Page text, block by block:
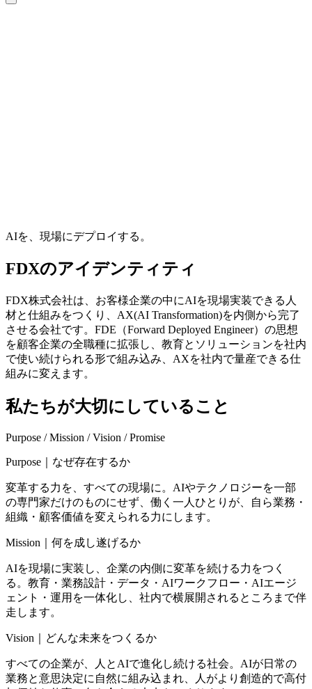
AIを、現場にデプロイする。
FDXの​アイデンティティ
FDX株式会社は、お客様企業の中にAIを現場実装できる人
材と仕組みをつくり、AX(AI Transformation)を内側から完了
させる会社です。FDE（Forward Deployed Engineer）の思想
を顧客企業の全職種に拡張し、教育とソリューションを社内
で使い続けられる形で組み込み、AXを社内で量産できる仕
組みに変えます。
私たちが​大切に​している​こと
Purpose / Mission / Vision / Promise
Purpose｜なぜ存在するか
変革する力を、すべての現場に。AIやテクノロジーを一部
の専門家だけのものにせず、働く一人ひとりが、自ら業務・
組織・顧客価値を変えられる力にします。
Mission｜何を成し遂げるか
AIを現場に実装し、企業の内側に変革を続ける力をつく
る。教育・業務設計・データ・AIワークフロー・AIエージ
ェント・運用を一体化し、社内で横展開されるところまで伴
走します。
Vision｜どんな未来をつくるか
すべての企業が、人とAIで進化し続ける社会。AIが日常の
業務と意思決定に自然に組み込まれ、人がより創造的で高付